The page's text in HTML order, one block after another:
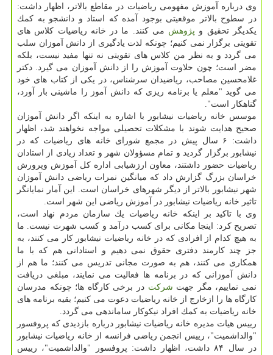
وی درباره آموزش مفهومی ریاضیات در مقاطع بالاتر، اظهار داشت:
در سطوح بالاتر موقعیتی بوجود آمده كه استاد و دانشجو به كمك
یكدیگر تحقیق و پژوهش می كنند. ما در خانه ریاضیات كلاس های
تقویتی برگزار نمی كنیم؛ چونكه لذت یادگیری از دانش آموزان سلب
می گردد و به نظر من كلاس های تقویتی نه تنها مفید نیست، بلكه
مضر است؛ چون حلاوت آموزش را از دانش آموزان می گیرد. دكتر
غلامحسین مصاحب، ریاضیدان سرشناس، در یكی از كتاب های خود
می گوید "معلم یا برنامه ریزی كه دانش آموز را ماشینی بار آورد،
گناهكار است".
موسس خانه ریاضیات نیشابور با اشاره به اینكه اگر دانش آموزان
صحیح هدایت شوند با مشكلات تحصیلی مواجه نخواهند شد، اظهار
داشت: ۶ سال پیش در مجمع شورای خانه های ریاضیات كه در
نیشابور برگزار گردید و تمام مسؤولان شهر و تعداد زیادی از استادان
ریاضیات حضور داشتند، معاون ارزشیابی اداره كل آموزش وپرورش
خراسان بزرگ گزارش داد كه میانگین نمرات ریاضی دانش آموزان
شهر نیشابور بالاتر از دیگر شهرهای خراسان است. این آمار نمایانگر
تاثیر خانه ریاضیات نیشابور در آموزش ریاضی این شهر است.
وی با تاكید بر اینكه خانه ریاضیات یك سازمان مردم نهاد است،
تصریح كرد: اینجا مكانی برای كسب درآمد و كسب شهرت نیست. ما
به هیچ كدام از افرادی كه در خانه ریاضیات نیشابور كار می كنند، به
جز چند كارمند دفتری حقوق نمی دهیم و استادانی هم كه با ما
همكاری می كنند، هم به صورت مجانی تدریس می كنند؛ ما هم از
دانش آموزانی كه در برنامه ها فعالیت می نمایند، مبلغی دریافت
نمی نماییم، مگر جهت شركت در برخی كارگاه ها؛ چونكه مدرسان
كارگاه ها را ازخارج از خانه ریاضیات دعوت می كنیم؛ بقیه برنامه های
خانه ریاضیات به كمك افراد نیكوكار ساماندهی می گردد.
رییس هیات مدیره خانه ریاضیات نیشابور درباره بازدیدی كه پروفسور
"والداشمیت"، رییس انجمن ریاضی فرانسه از خانه ریاضیات نیشابور
در سال ۸۴ داشت، اظهار داشت: پروفسور "والداشمیت"، رییس